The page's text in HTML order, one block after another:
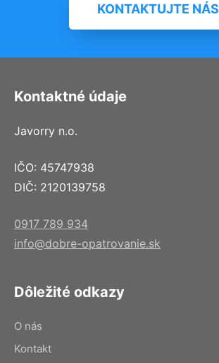
KONTAKTUJTE NÁS
Kontaktné údaje
Javorry n.o.
IČO: 45747938
DIČ: 2120139758
0917 789 934
info@dobre-opatrovanie.sk
Dôležité odkazy
O nás
Kontakt